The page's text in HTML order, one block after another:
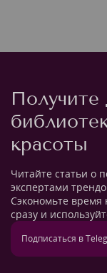
Получите
красоты
Читайте статьи о
экспертами
Сэкономьте
сразу и
Подписаться в